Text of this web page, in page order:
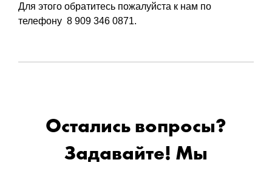
Для этого обратитесь пожалуйста к нам по
телефону 8 909 346 0871.
Остались вопросы?
Задавайте! Мы